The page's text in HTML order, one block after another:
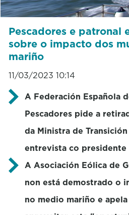
Pescadores e patronal
sobre o impacto dos
mariño
11/03/2023 10:14
A Federación Española
Pescadores pide a
da Ministra de
entrevista co presidente
A Asociación Eólica de
non está demostrado o
no medio mariño e